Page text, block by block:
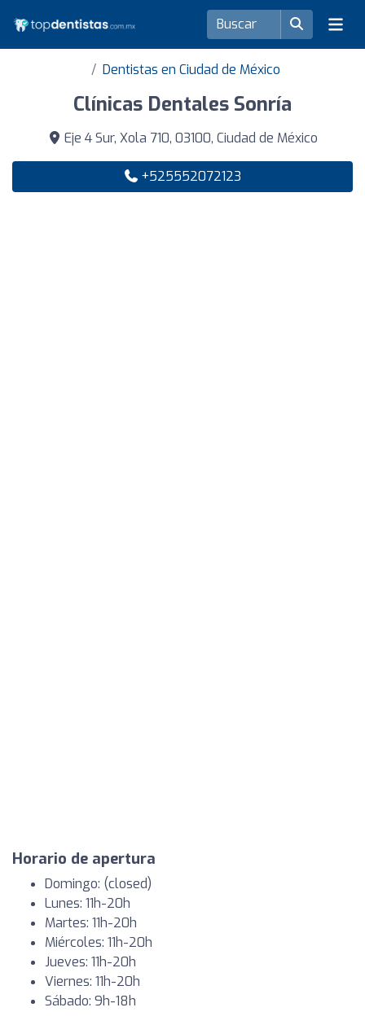
Dentistas en Ciudad de México
Clínicas Dentales Sonría
Eje 4 Sur, Xola 710, 03100, Ciudad de México
+525552072123
Horario de apertura
Domingo: (closed)
Lunes: 11h-20h
Martes: 11h-20h
Miércoles: 11h-20h
Jueves: 11h-20h
Viernes: 11h-20h
Sábado: 9h-18h